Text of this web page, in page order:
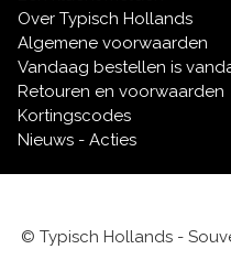
Over Typisch Hollands
Algemene voorwaarden
Vandaag bestellen is
Retouren en voorwaarden
Kortingscodes
Nieuws - Acties
© Typisch Hollands -